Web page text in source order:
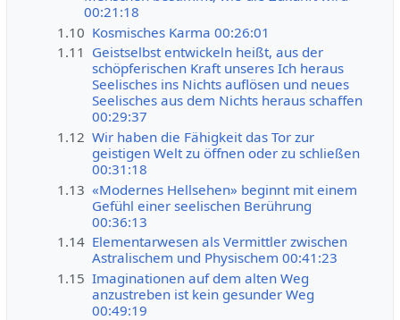
00:21:18
1.10 Kosmisches Karma 00:26:01
1.11 Geistselbst entwickeln heißt, aus der
schöpferischen Kraft unseres Ich heraus
Seelisches ins Nichts auflösen und neues
Seelisches aus dem Nichts heraus schaffen
00:29:37
1.12 Wir haben die Fähigkeit das Tor zur
geistigen Welt zu öffnen oder zu schließen
00:31:18
1.13 «Modernes Hellsehen» beginnt mit einem
Gefühl einer seelischen Berührung
00:36:13
1.14 Elementarwesen als Vermittler zwischen
Astralischem und Physischem 00:41:23
1.15 Imaginationen auf dem alten Weg
anzustreben ist kein gesunder Weg
00:49:19